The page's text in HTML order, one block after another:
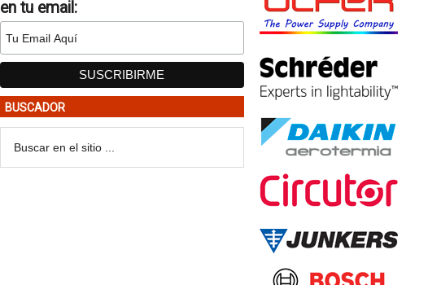
en tu email:
BUSCADOR